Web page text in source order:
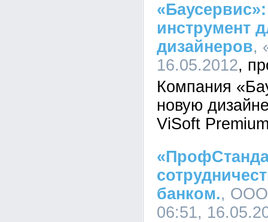
инструмент
дизайнеров,
16.05.2012
Компания
новую
ViSoft
банком., ООО
06:51,